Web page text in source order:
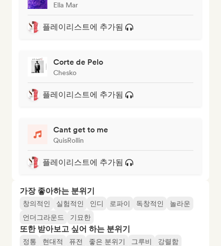
Ella Mar
플레이리스트에 추가됨
Corte de Pelo
Chesko
플레이리스트에 추가됨
Cant get to me
QuisRollin
플레이리스트에 추가됨
가장 좋아하는 분위기
창의적인 실험적인 인디 로파이 독창적인
놀라운
언더그라운드
기묘한
또한 받아보고 싶어 하는 분위기
정통 현대적 퓨전 좋은 분위기 그루비
강렬함